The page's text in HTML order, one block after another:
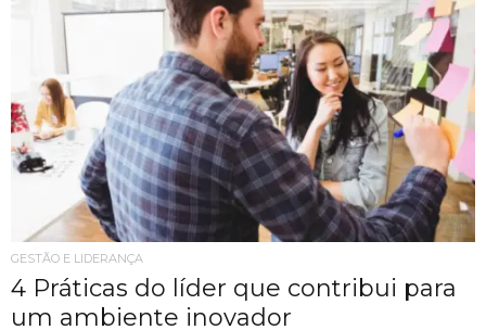
GESTÃO E LIDERANÇA
4 Práticas do líder que contribui para
um ambiente inovador